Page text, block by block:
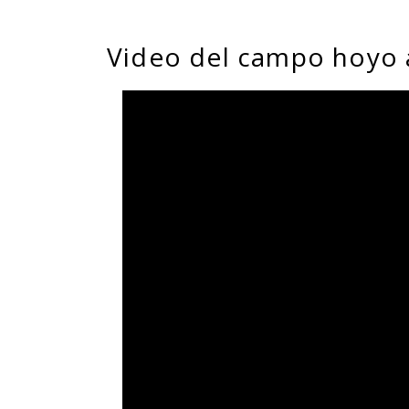
Video del campo hoyo